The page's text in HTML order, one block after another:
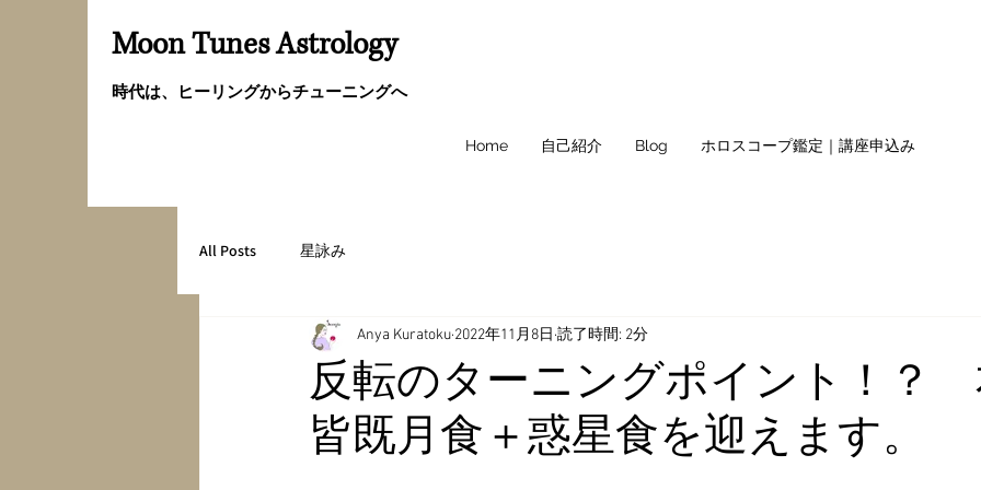
Moon Tunes Astrology
時代は、ヒーリングからチューニングへ
Home 自己紹介 Blog ホロスコープ鑑定｜講座申込み
All Posts 星詠み
反転のターニングポイント！？
皆既月食＋惑星食を迎えます。
Anya Kuratoku 2022年11月8日 読了時間: 2分